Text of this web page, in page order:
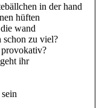
in der hand
hüften
wand
schon zu viel?
ihr